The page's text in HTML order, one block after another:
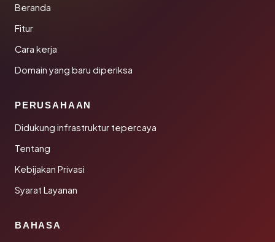
Beranda
Fitur
Cara kerja
Domain yang baru diperiksa
PERUSAHAAN
Didukung infrastruktur tepercaya
Tentang
Kebijakan Privasi
Syarat Layanan
BAHASA